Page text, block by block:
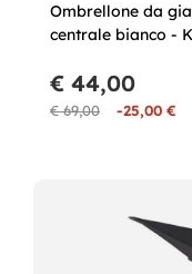
Ombrellone da
centrale bianco -
€ 69,00 -25,00 €
€ 44,00